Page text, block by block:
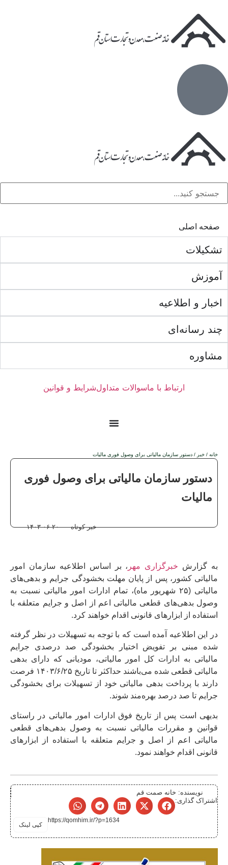
صفحه اصلی
تشکیلات
آموزش
اخبار و اطلاعیه
چند رسانه‌ای
مشاوره
ارتباط با ماسوالات متداولشرایط و قوانین
خانه / خبر / دستور سازمان مالیاتی برای وصول فوری مالیات
دستور سازمان مالیاتی برای وصول فوری
مالیات
خبر کوتاه ۱۴۰۳-۰۶-۲۰
به گزارش خبرگزاری مهر ، بر اساس اطلاعیه سازمان امور
مالیاتی کشور، پس از پایان مهلت بخشودگی جرایم و بدهی‌های
مالیاتی (۲۵ شهریور ماه)، تمام ادارات امور مالیاتی نسبت به
وصول بدهی‌های قطعی مالیاتی اعم از اصل و جرایم متعلقه با
استفاده از ابزارهای قانونی اقدام خواهند کرد.
در این اطلاعیه آمده است که با توجه به تسهیلات در نظر گرفته
شده مبنی بر تفویض اختیار بخشودگی صد درصدی جرایم
مالیاتی به ادارات کل امور مالیاتی، مودیانی که دارای بدهی
مالیاتی قطعی شده می‌باشند حداکثر تا تاریخ ۱۴۰۳/۶/۲۵ فرصت
دارند با پرداخت بدهی مالیاتی خود از تسهیلات برای بخشودگی
جرایم تا صد درصد بهره‌مند شوند.
بدیهی است پس از تاریخ فوق ادارات امور مالیاتی در راستای
قوانین و مقررات مالیاتی نسبت به وصول بدهی‌های قطعی
مالیاتی اعم از اصل و جرایم متعلقه با استفاده از ابزارهای
قانونی اقدام خواهند نمود.
نویسنده: خانه صمت قم
اشتراک گذاری:
کپی لینک
https://qomhim.ir/?p=1634